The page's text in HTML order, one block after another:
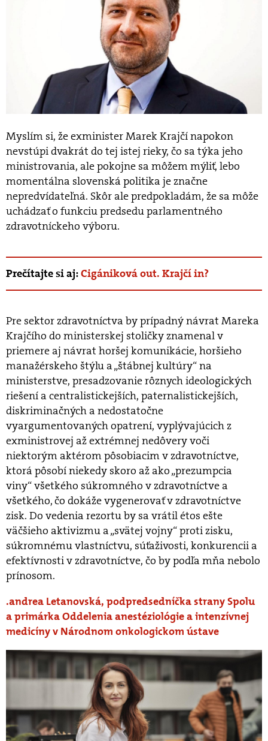
Myslím si, že exminister Marek Krajčí napokon
nevstúpi dvakrát do tej istej rieky, čo sa týka jeho
ministrovania, ale pokojne sa môžem mýliť, lebo
momentálna slovenská politika je značne
nepredvídateľná. Skôr ale predpokladám, že sa môže
uchádzať o funkciu predsedu parlamentného
zdravotníckeho výboru.
Prečítajte si aj:Cigániková out. Krajčí in?
Pre sektor zdravotníctva by prípadný návrat Mareka
Krajčího do ministerskej stoličky znamenal v
priemere aj návrat horšej komunikácie, horšieho
manažérskeho štýlu a „štábnej kultúry“ na
ministerstve, presadzovanie rôznych ideologických
riešení a centralistickejších, paternalistickejších,
diskriminačných a nedostatočne
vyargumentovaných opatrení, vyplývajúcich z
exministrovej až extrémnej nedôvery voči
niektorým aktérom pôsobiacim v zdravotníctve,
ktorá pôsobí niekedy skoro až ako „prezumpcia
viny“ všetkého súkromného v zdravotníctve a
všetkého, čo dokáže vygenerovať v zdravotníctve
zisk. Do vedenia rezortu by sa vrátil étos ešte
väčšieho aktivizmu a „svätej vojny“ proti zisku,
súkromnému vlastníctvu, súťaživosti, konkurencii a
efektívnosti v zdravotníctve, čo by podľa mňa nebolo
prínosom.
andrea Letanovská, podpredsedníčka strany Spolu
a primárka Oddelenia anestéziológie a intenzívnej
medicíny v Národnom onkologickom ústave